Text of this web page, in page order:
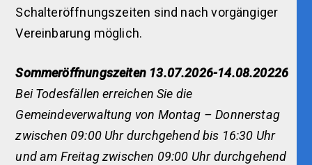
Schalteröffnungszeiten sind nach vorgängiger
Vereinbarung möglich.
Sommeröffnungszeiten 13.07.2026-14.08.20226
Bei Todesfällen erreichen Sie die
Gemeindeverwaltung von Montag – Donnerstag
zwischen 09:00 Uhr durchgehend bis 16:30 Uhr
und am Freitag zwischen 09:00 Uhr durchgehend